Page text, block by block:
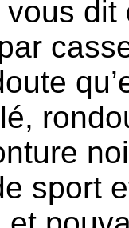
dit
sport